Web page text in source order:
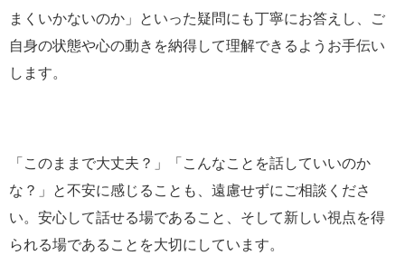
まくいかないのか」といった疑問にも丁寧にお答えし、ご
自身の状態や心の動きを納得して理解できるようお手伝い
します。
「このままで大丈夫？」「こんなことを話していいのか
な？」と不安に感じることも、遠慮せずにご相談くださ
い。安心して話せる場であること、そして新しい視点を得
られる場であることを大切にしています。